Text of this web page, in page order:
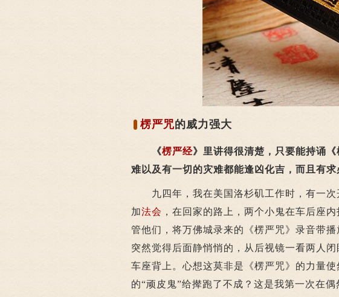
楞严咒的威力强大
《楞严经》里讲得很清楚，只要能持诵
难以及有一切的灾难都能逢凶化吉，而且有求
九四年，我在美国洛杉矶工作时，有一次
加法会 ，在回家的路上，两个小鬼在车后座
管他们，将万佛城录来的《楞严咒》录音带
突然觉得后面静悄悄的，从后视镜一看两人
车座背上。心想这莫非是《楞严咒》的力量
的“顽皮鬼”给撵跑了不成？这是我第一次在偶